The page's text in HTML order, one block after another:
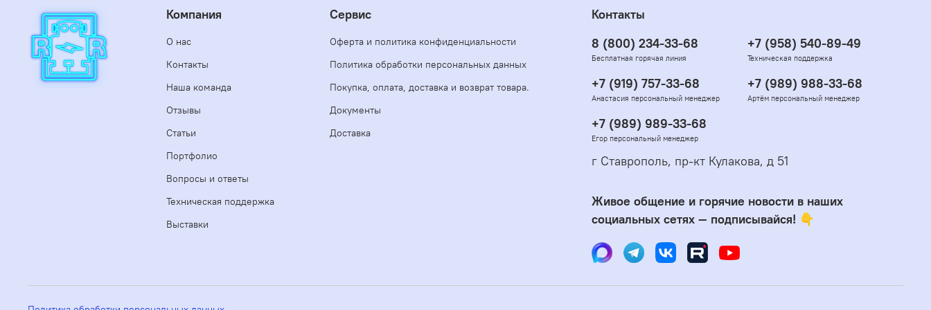
Компания
О нас
Контакты
Наша команда
Отзывы
Статьи
Портфолио
Вопросы и ответы
Техническая поддержка
Выставки
Сервис
Оферта и политика конфиденциальности
Политика обработки персональных данных
Покупка, оплата, доставка и возврат товара.
Документы
Доставка
Контакты
8 (800) 234-33-68
Бесплатная горячая линия
+7 (958) 540-89-49
Техническая поддержка
+7 (919) 757-33-68
Анастасия персональный менеджер
+7 (989) 988-33-68
Артём персональный менеджер
+7 (989) 989-33-68
Егор персональный менеджер
г Ставрополь, пр-кт Кулакова, д 51
Живое общение и горячие новости в наших
социальных сетях — подписывайся! 👇